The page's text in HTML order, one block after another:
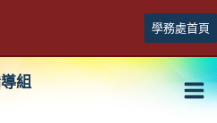
學務處首頁
組